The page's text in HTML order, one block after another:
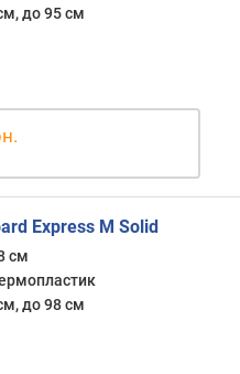
до 95 см
Express M Solid
см
до 98 см